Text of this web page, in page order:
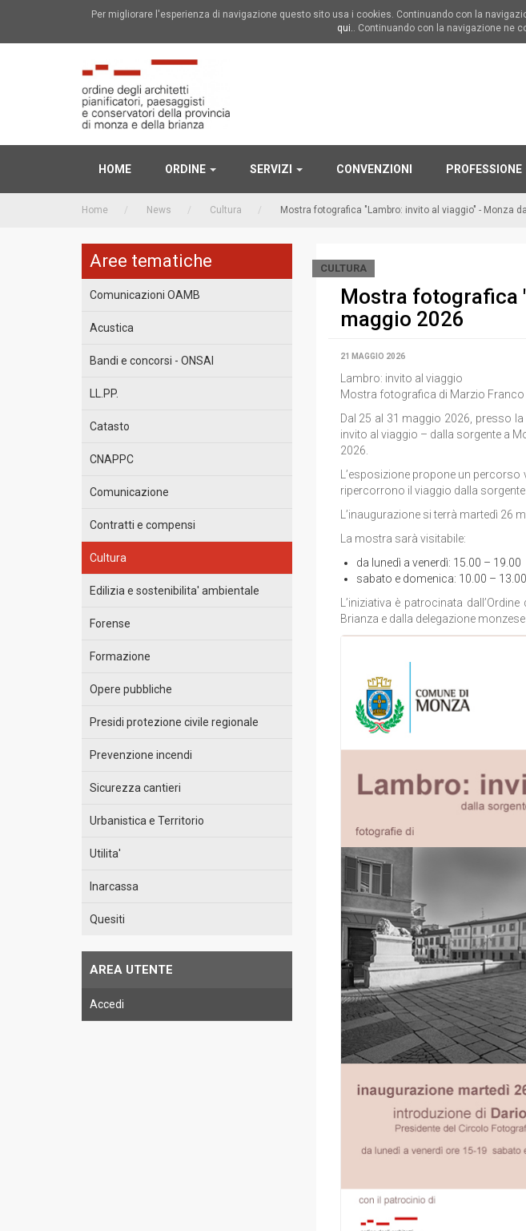
Per migliorare l'esperienza di navigazione questo sito usa i cookies. Continuando con la
qui.. Continuando con la navigazione ne
HOME ORDINE SERVIZI CONVENZIONI PROFESSIONE
Home News Cultura Mostra fotografica "Lambro: invito al viaggio" - Monza
Aree tematiche
Comunicazioni OAMB
Acustica
Bandi e concorsi - ONSAI
LL.PP.
Catasto
CNAPPC
Comunicazione
Contratti e compensi
Cultura
Edilizia e sostenibilita' ambientale
Forense
Formazione
Opere pubbliche
Presidi protezione civile regionale
Prevenzione incendi
Sicurezza cantieri
Urbanistica e Territorio
Utilita'
Inarcassa
Quesiti
AREA UTENTE
Accedi
CULTURA
Mostra fotografica
maggio 2026
21 MAGGIO 2026
Lambro: invito al viaggio
Mostra fotografica di Marzio
Dal 25 al 31 maggio 2026, presso
invito al viaggio – dalla sorgente a
2026.
L’esposizione propone un
ripercorrono il viaggio dalla
L’inaugurazione si terrà martedì 26
La mostra sarà visitabile:
da lunedì a venerdì: 15.00 – 19.00
sabato e domenica: 10.00 –
L’iniziativa è patrocinata
Brianza e dalla delegazione